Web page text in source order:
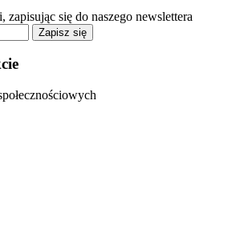
zapisując się do naszego newslettera
Zapisz się